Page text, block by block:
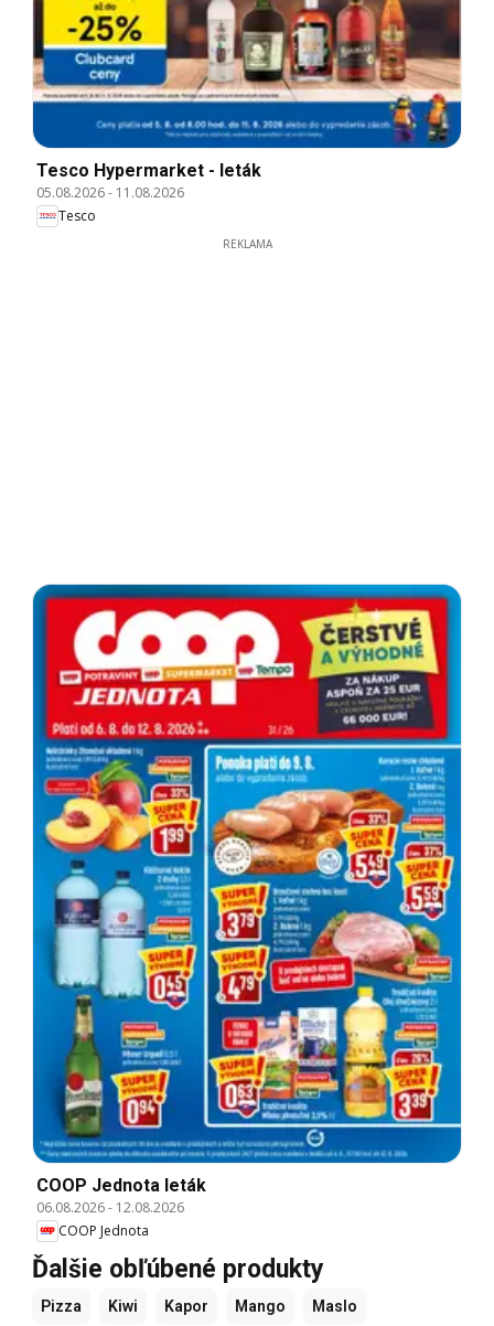
Tesco Hypermarket - leták
05.08.2026- 11.08.2026
Tesco
REKLAMA
COOP Jednota leták
06.08.2026- 12.08.2026
COOP Jednota
Ďalšie obľúbené produkty
Pizza Kiwi Kapor Mango Maslo